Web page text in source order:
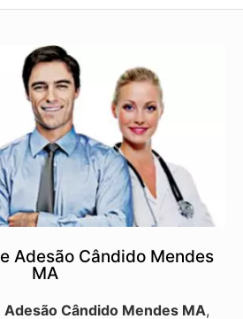
Adesão Cândido Mendes
MA
Adesão Cândido Mendes MA,